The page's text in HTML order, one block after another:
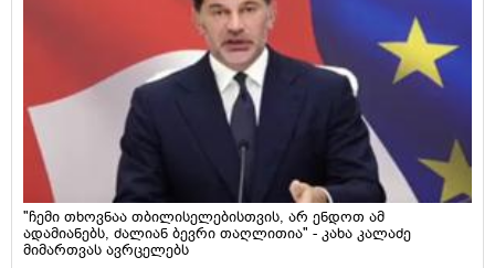
"ჩემი თხოვნაა თბილისელებისთვის, არ ენდოთ ამ
ადამიანებს, ძალიან ბევრი თაღლითია" - კახა კალაძე
მიმართვას ავრცელებს